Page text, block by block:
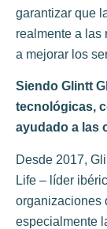
garantizar que
realmente a las
a mejorar los
Siendo Glintt
tecnológicas,
ayudado a las
Desde 2017,
Life – líder
organizaciones
especialmente